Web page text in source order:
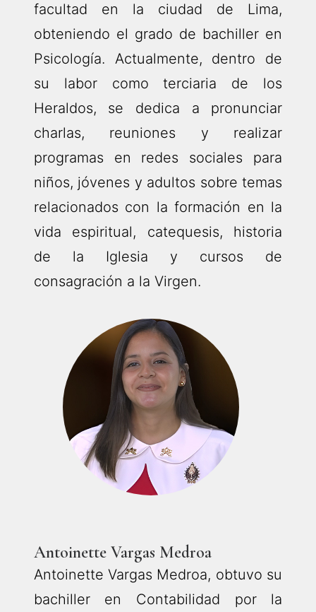
facultad en la ciudad de Lima,
obteniendo el grado de bachiller en
Psicología. Actualmente, dentro de
su labor como terciaria de los
Heraldos, se dedica a pronunciar
charlas, reuniones y realizar
programas en redes sociales para
niños, jóvenes y adultos sobre temas
relacionados con la formación en la
vida espiritual, catequesis, historia
de la Iglesia y cursos de
consagración a la Virgen.
Antoinette Vargas Medroa
Antoinette Vargas Medroa, obtuvo su
bachiller en Contabilidad por la